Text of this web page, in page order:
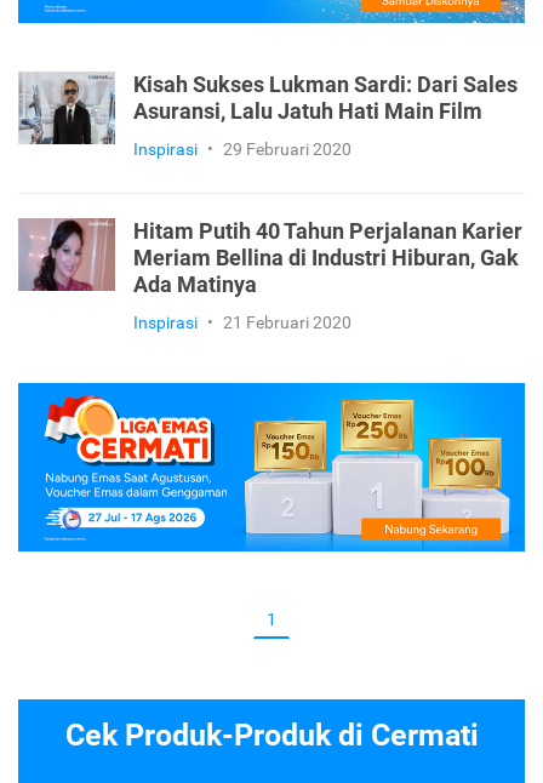
Kisah Sukses Lukman Sardi: Dari Sales
Asuransi, Lalu Jatuh Hati Main Film
Inspirasi • 29 Februari 2020
Hitam Putih 40 Tahun Perjalanan Karier
Meriam Bellina di Industri Hiburan, Gak
Ada Matinya
Inspirasi • 21 Februari 2020
1
Cek Produk-Produk di Cermati